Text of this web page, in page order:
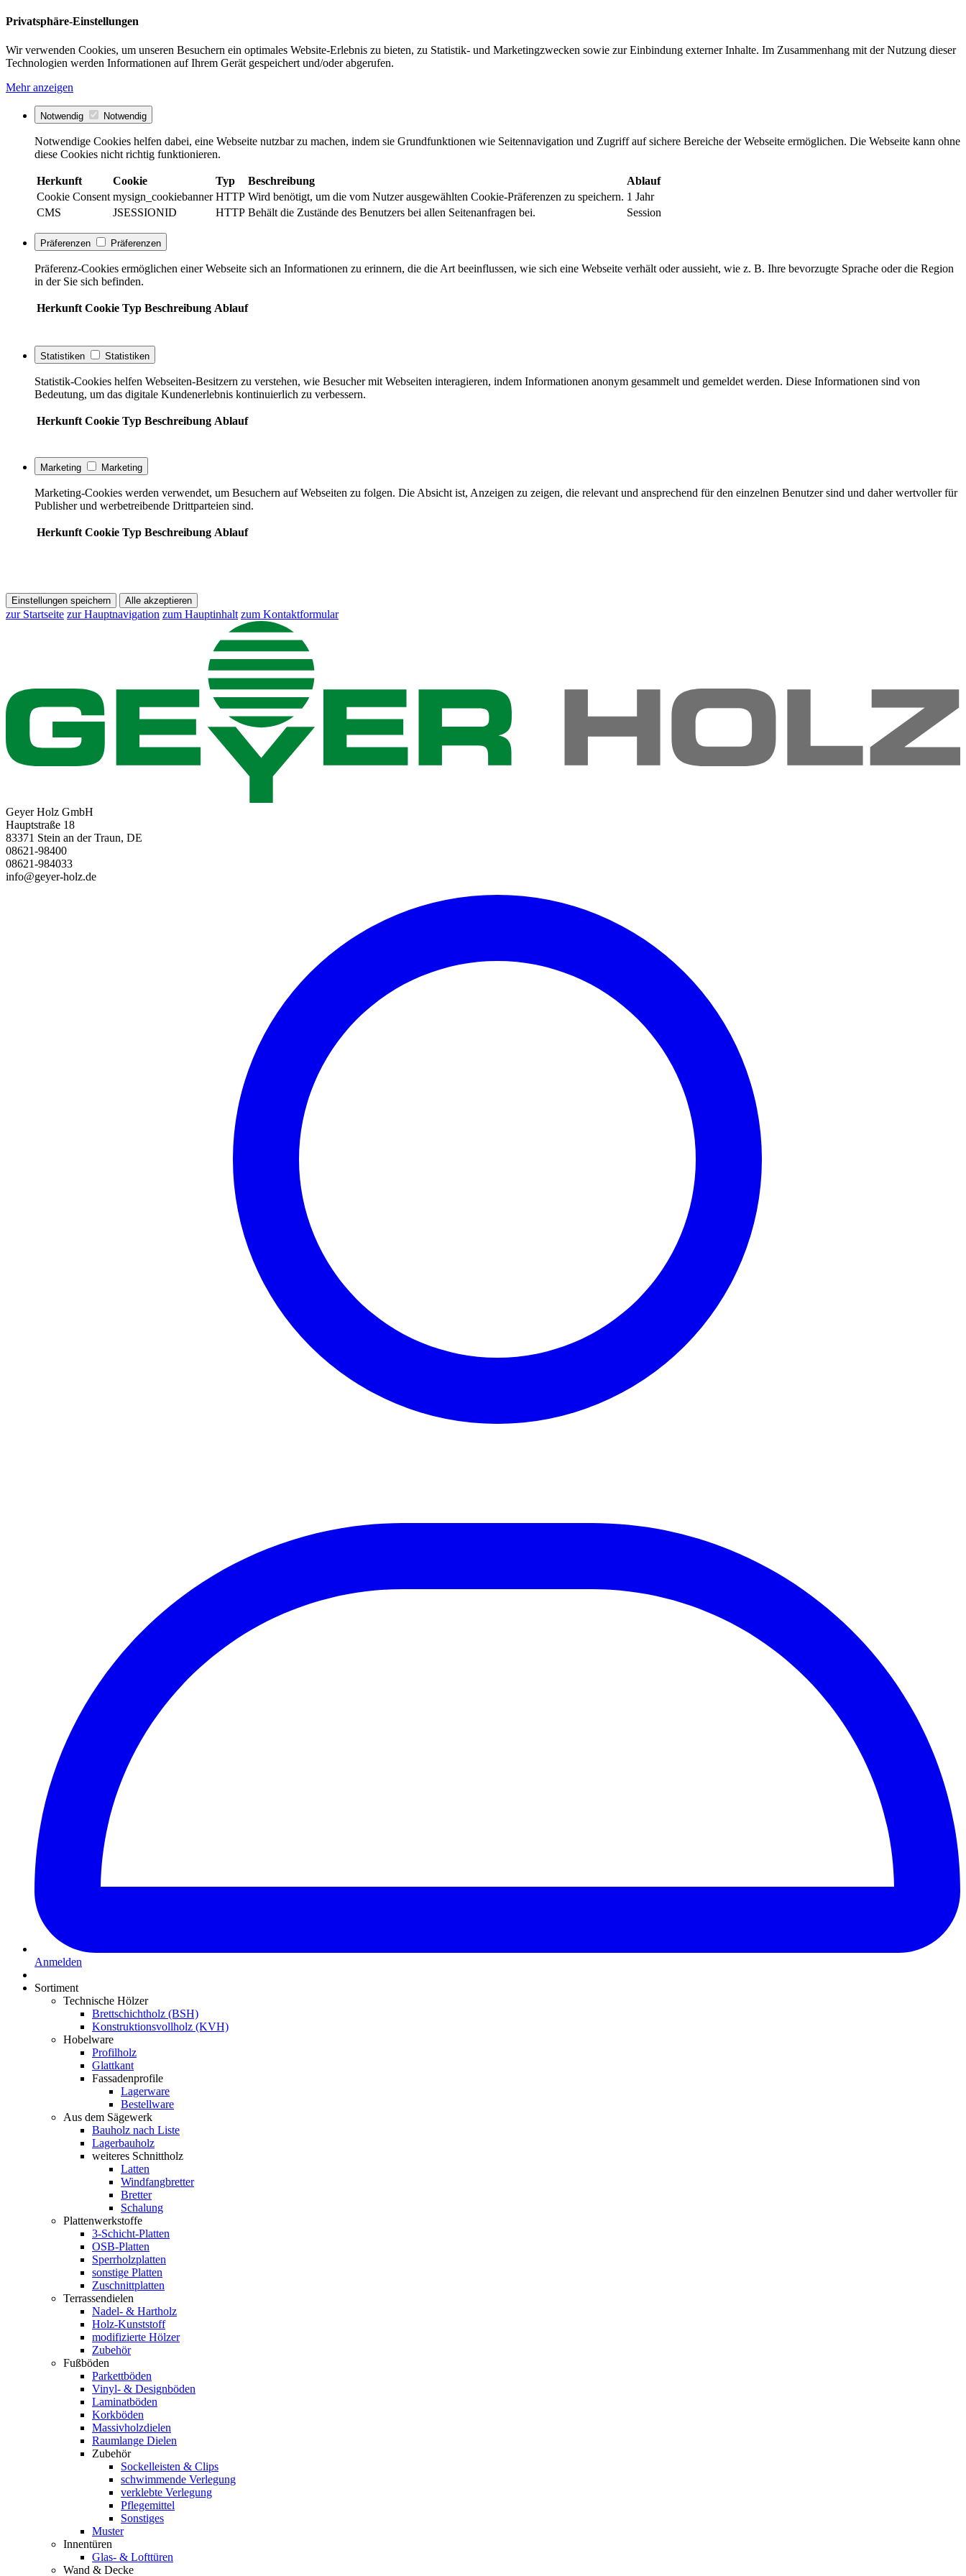
Privatsphäre-Einstellungen
Wir verwenden Cookies, um unseren Besuchern ein optimales Website-Erlebnis zu bieten, zu Statistik- und Marketingzwecken sowie zur Einbindung externer Inhalte. Im Zusammenhang mit der Nutzung dieser
Technologien werden Informationen auf Ihrem Gerät gespeichert und/oder abgerufen.
Mehr anzeigen
Notwendig Notwendig
Notwendige Cookies helfen dabei, eine Webseite nutzbar zu machen, indem sie Grundfunktionen wie Seitennavigation und Zugriff auf sichere Bereiche der Webseite ermöglichen. Die Webseite kann ohne
diese Cookies nicht richtig funktionieren.
Herkunft Cookie Typ Beschreibung
Ablauf
Cookie Consent mysign_cookiebanner HTTP Wird benötigt, um die vom Nutzer ausgewählten Cookie-Präferenzen zu speichern. 1 Jahr
CMS
JSESSIONID HTTP Behält die Zustände des Benutzers bei allen Seitenanfragen bei. Session
Präferenzen Präferenzen
Präferenz-Cookies ermöglichen einer Webseite sich an Informationen zu erinnern, die die Art beeinflussen, wie sich eine Webseite verhält oder aussieht, wie z. B. Ihre bevorzugte Sprache oder die Region
in der Sie sich befinden.
Herkunft Cookie Typ Beschreibung Ablauf
Statistiken Statistiken
Statistik-Cookies helfen Webseiten-Besitzern zu verstehen, wie Besucher mit Webseiten interagieren, indem Informationen anonym gesammelt und gemeldet werden. Diese Informationen sind von
Bedeutung, um das digitale Kundenerlebnis kontinuierlich zu verbessern.
Herkunft Cookie Typ Beschreibung Ablauf
Marketing Marketing
Marketing-Cookies werden verwendet, um Besuchern auf Webseiten zu folgen. Die Absicht ist, Anzeigen zu zeigen, die relevant und ansprechend für den einzelnen Benutzer sind und daher wertvoller für
Publisher und werbetreibende Drittparteien sind.
Herkunft Cookie Typ Beschreibung Ablauf
Einstellungen speichern Alle akzeptieren
zur Startseite zur Hauptnavigation zum Hauptinhalt zum Kontaktformular
Geyer Holz GmbH
Hauptstraße 18
83371 Stein an der Traun, DE
08621-98400
08621-984033
info@geyer-holz.de
Anmelden
Sortiment
Technische Hölzer
Brettschichtholz (BSH)
Konstruktionsvollholz (KVH)
Hobelware
Profilholz
Glattkant
Fassadenprofile
Lagerware
Bestellware
Aus dem Sägewerk
Bauholz nach Liste
Lagerbauholz
weiteres Schnittholz
Latten
Windfangbretter
Bretter
Schalung
Plattenwerkstoffe
3-Schicht-Platten
OSB-Platten
Sperrholzplatten
sonstige Platten
Zuschnittplatten
Terrassendielen
Nadel- & Hartholz
Holz-Kunststoff
modifizierte Hölzer
Zubehör
Fußböden
Parkettböden
Vinyl- & Designböden
Laminatböden
Korkböden
Massivholzdielen
Raumlange Dielen
Zubehör
Sockelleisten & Clips
schwimmende Verlegung
verklebte Verlegung
Pflegemittel
Sonstiges
Muster
Innentüren
Glas- & Lofttüren
Wand & Decke